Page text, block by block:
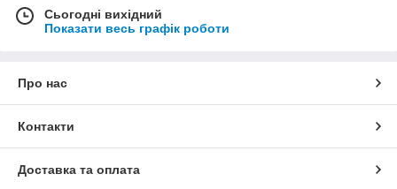
Сьогодні вихідний
Показати весь графік роботи
Про нас
Контакти
Доставка та оплата